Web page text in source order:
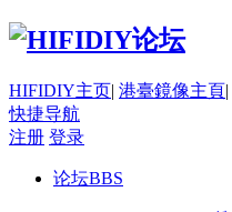
HIFIDIY主页| 港臺鏡像主頁|
快捷导航
注册 登录
论坛BBS